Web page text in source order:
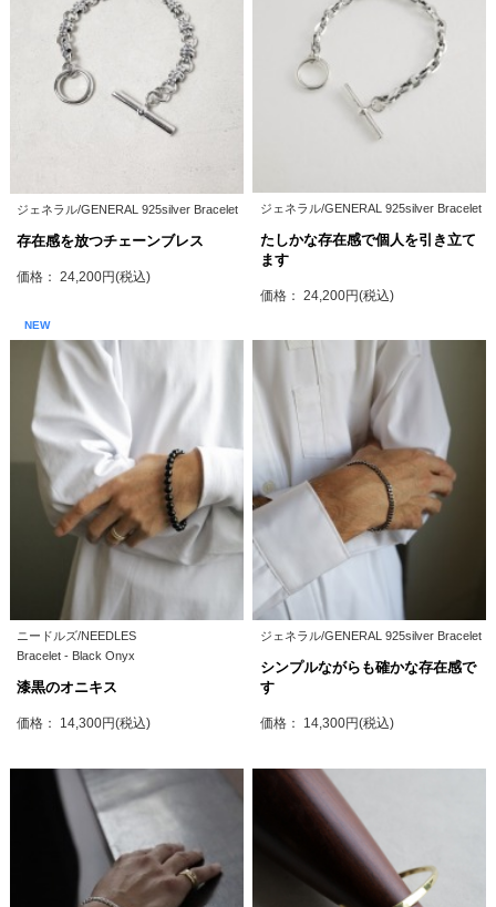
ジェネラル/GENERAL 925silver Bracelet
存在感を放つチェーンブレス
価格： 24,200円(税込)
ジェネラル/GENERAL 925silver Bracelet
たしかな存在感で個人を引き立て
ます
価格： 24,200円(税込)
NEW
ニードルズ/NEEDLES
Bracelet - Black Onyx
漆黒のオニキス
価格： 14,300円(税込)
ジェネラル/GENERAL 925silver Bracelet
シンプルながらも確かな存在感で
す
価格： 14,300円(税込)